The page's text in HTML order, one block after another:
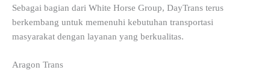
Sebagai bagian dari White Horse Group, DayTrans terus
berkembang untuk memenuhi kebutuhan transportasi
masyarakat dengan layanan yang berkualitas.
Aragon Trans